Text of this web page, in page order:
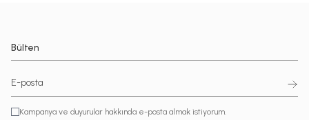
Bülten
Kampanya ve duyurular hakkında e-posta almak istiyorum.